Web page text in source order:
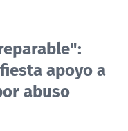
apoyo a
abuso